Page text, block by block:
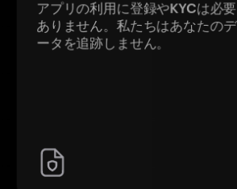
アプリの利用に登録やKYCは必要
ありません。私たちはあなたのデ
ータを追跡しません。